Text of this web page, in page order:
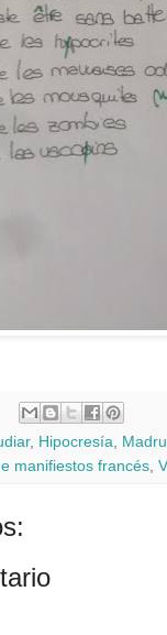
, Hipocresía
manifiestos francés